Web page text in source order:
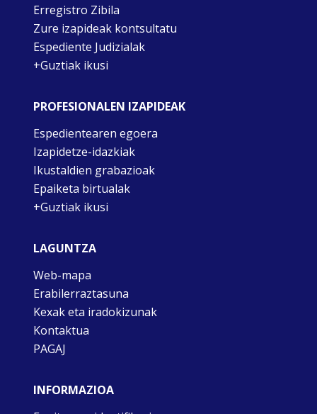
Erregistro Zibila
Zure izapideak kontsultatu
Espediente Judizialak
+Guztiak ikusi
PROFESIONALEN IZAPIDEAK
Espedientearen egoera
Izapidetze-idazkiak
Ikustaldien grabazioak
Epaiketa birtualak
+Guztiak ikusi
LAGUNTZA
Web-mapa
Erabilerraztasuna
Kexak eta iradokizunak
Kontaktua
PAGAJ
INFORMAZIOA